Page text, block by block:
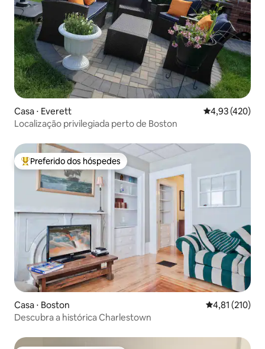
Casa ⋅ Everett 4,93 de uma
4,93 (420)
Localização privilegiada perto de Boston
Entre os melhores preferidos dos hóspedes
Preferido dos hóspedes
Casa ⋅ Boston 4,81 de uma
4,81 (210)
Descubra a histórica Charlestown